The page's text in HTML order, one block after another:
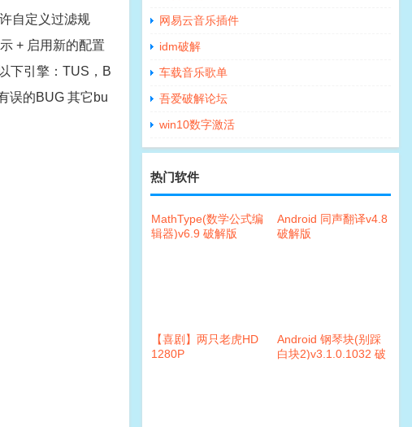
自定义过滤规
+ 启用新的配置
下引擎：TUS，B
误的BUG 其它bu
网易云音乐插件
idm破解
车载音乐歌单
吾爱破解论坛
win10数字激活
热门软件
MathType(数学公式编
辑器)v6.9 破解版
Android 同声翻译v4.8
破解版
【喜剧】两只老虎HD
1280P
Android 钢琴块(别踩
白块2)v3.1.0.1032 破